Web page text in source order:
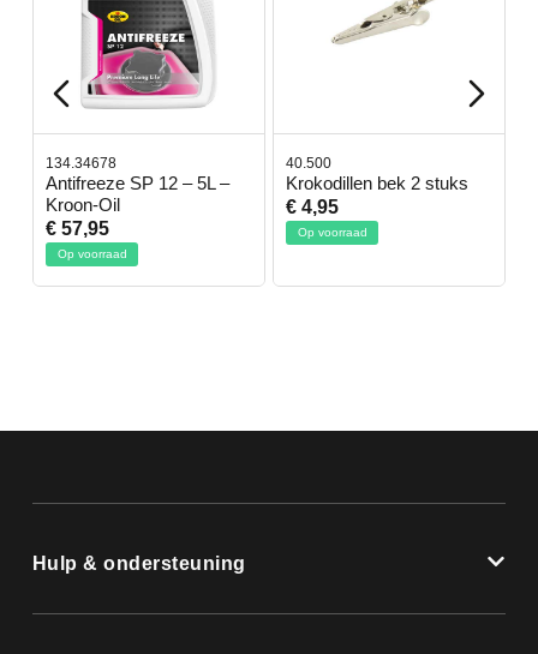
134.34678
Antifreeze SP 12 – 5L –
Kroon-Oil
€ 57,95
Op voorraad
40.500
Krokodillen bek 2 stuks
€ 4,95
Op voorraad
Hulp & ondersteuning